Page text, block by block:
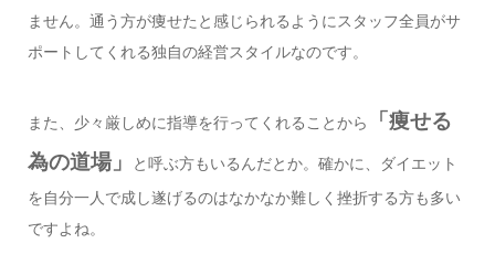
ません。通う方が痩せたと感じられるようにスタッフ全員がサ
ポートしてくれる独自の経営スタイルなのです。
また、少々厳しめに指導を行ってくれることから
「痩せる
為の道場」
と呼ぶ方もいるんだとか。確かに、ダイエット
を自分一人で成し遂げるのはなかなか難しく挫折する方も多い
ですよね。